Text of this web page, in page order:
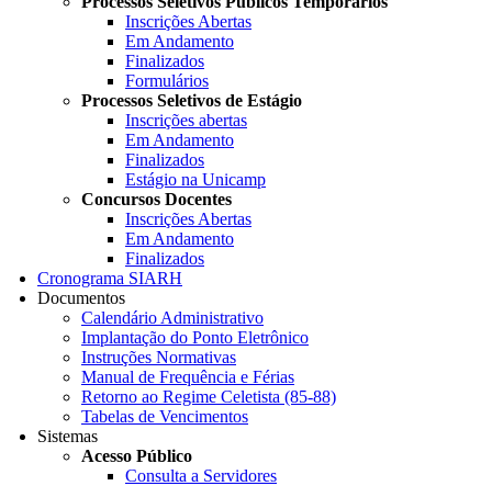
Inscrições Abertas
Em Andamento
Finalizados
Formulários
Processos Seletivos de Estágio
Inscrições abertas
Em Andamento
Finalizados
Estágio na Unicamp
Concursos Docentes
Inscrições Abertas
Em Andamento
Finalizados
Cronograma SIARH
Documentos
Calendário Administrativo
Implantação do Ponto Eletrônico
Instruções Normativas
Manual de Frequência e Férias
Retorno ao Regime Celetista (85-88)
Tabelas de Vencimentos
Sistemas
Acesso Público
Consulta a Servidores